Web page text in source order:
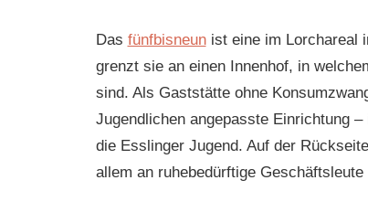
Das fünfbisneunist eine im Lorchareal
grenzt sie an einen Innenhof, in
sind. Als Gaststätte ohne
Jugendlichen angepasste Einrichtung
die Esslinger Jugend. Auf der
allem an ruhebedürftige